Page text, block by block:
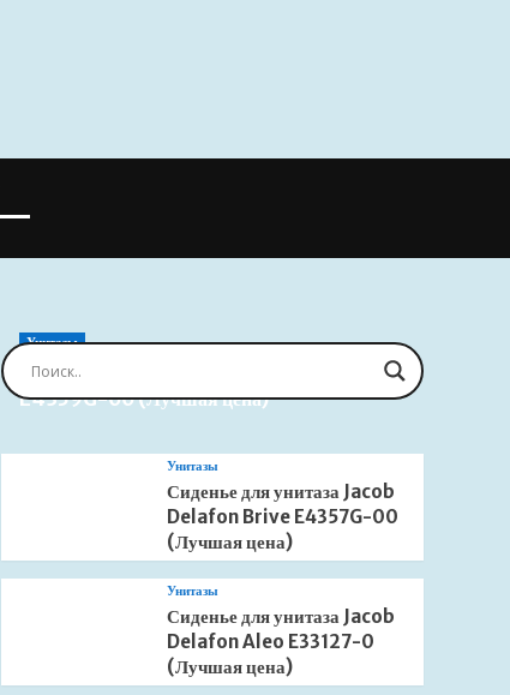
Унитазы
Сиденье для унитаза Jacob Delafon Brive
E4359G-00 (Лучшая цена)
Унитазы
Сиденье для унитаза Jacob
Delafon Brive E4357G-00
(Лучшая цена)
Унитазы
Сиденье для унитаза Jacob
Delafon Aleo E33127-0
(Лучшая цена)